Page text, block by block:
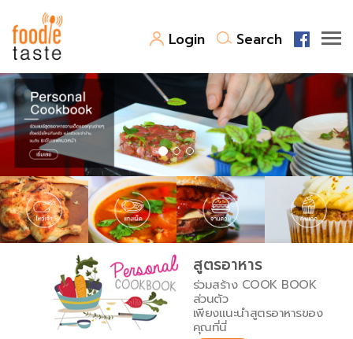
Login Search
สูตรอาหาร
สูตรอาหารล่าสุด
Top Foodie
พาไปชิม
สารพันก้นครัว
เคล็ดลับน่ารู้
เปรียบเทียบหน่วยการตวง
เปรียบเทียบอุณหภูมิ
เปรียบเทียบน้ำหนักวัตถุดิบ
FoodPedia
สร้าง Cookbook
สูตรอาหาร
ร่วมสร้าง COOK BOOK
ส่วนตัว
เพียงแนะนำสูตรอาหารของ
คุณที่นี่